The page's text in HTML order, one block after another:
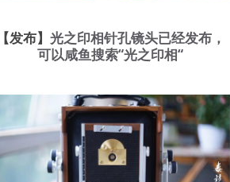
【发布】 光之印相针孔镜头已经发布，
可以咸鱼搜索“光之印相“